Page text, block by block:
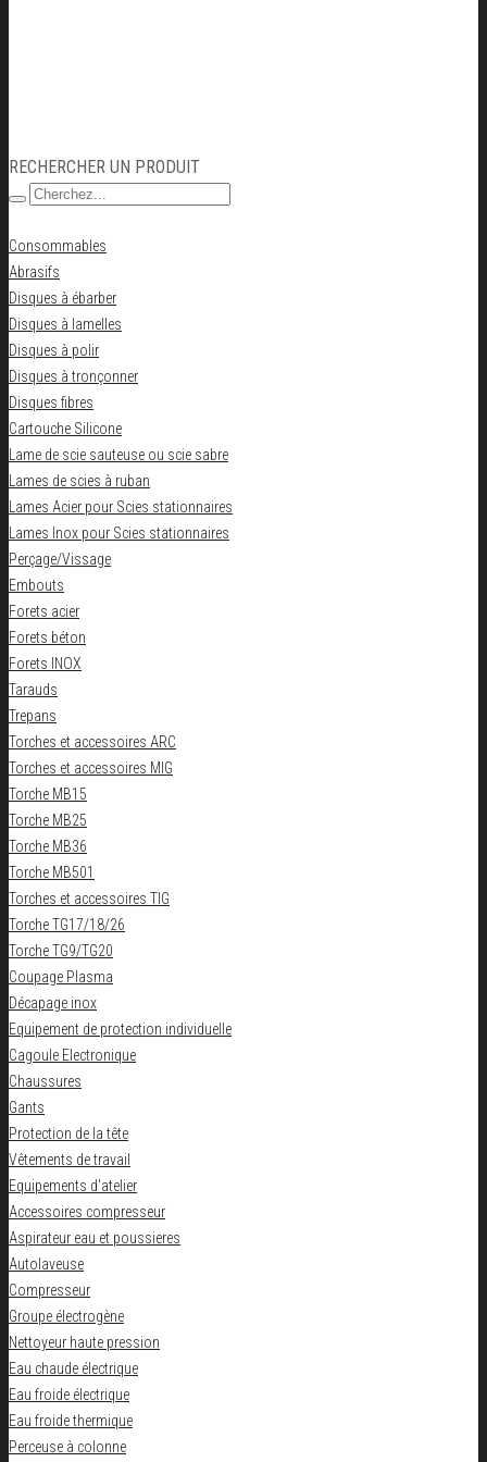
RECHERCHER UN PRODUIT
Consommables
Abrasifs
Disques à ébarber
Disques à lamelles
Disques à polir
Disques à tronçonner
Disques fibres
Cartouche Silicone
Lame de scie sauteuse ou scie sabre
Lames de scies à ruban
Lames Acier pour Scies stationnaires
Lames Inox pour Scies stationnaires
Perçage/Vissage
Embouts
Forets acier
Forets béton
Forets INOX
Tarauds
Trepans
Torches et accessoires ARC
Torches et accessoires MIG
Torche MB15
Torche MB25
Torche MB36
Torche MB501
Torches et accessoires TIG
Torche TG17/18/26
Torche TG9/TG20
Coupage Plasma
Décapage inox
Equipement de protection individuelle
Cagoule Electronique
Chaussures
Gants
Protection de la tête
Vêtements de travail
Equipements d'atelier
Accessoires compresseur
Aspirateur eau et poussieres
Autolaveuse
Compresseur
Groupe électrogène
Nettoyeur haute pression
Eau chaude électrique
Eau froide électrique
Eau froide thermique
Perceuse à colonne